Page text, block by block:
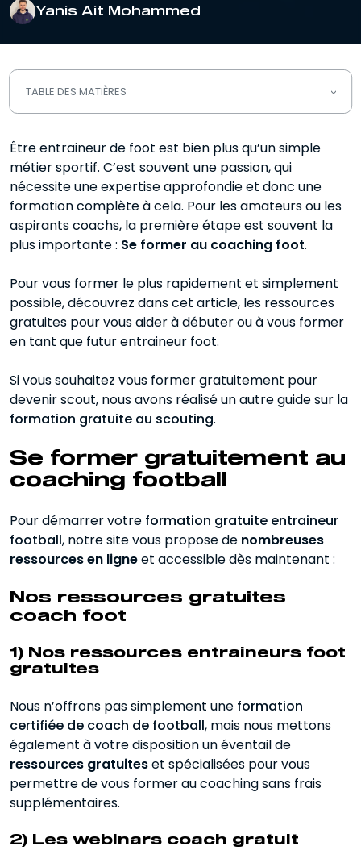
Yanis Ait Mohammed
TABLE DES MATIÈRES
football
4 chaines Youtube à suivre pour se
former au coaching foot gratuitement
Quelle formation pour devenir
entraineur foot ?
Tableau comparatif entre formation
spécialisée entraineur football et
ressources gratuites
Être entraineur de foot est bien plus qu’un simple
métier sportif. C’est souvent une passion, qui
nécessite une expertise approfondie et donc une
formation complète à cela. Pour les amateurs ou les
aspirants coachs, la première étape est souvent la
plus importante : Se former au coaching foot.
Pour vous former le plus rapidement et simplement
possible, découvrez dans cet article, les ressources
gratuites pour vous aider à débuter ou à vous former
en tant que futur entraineur foot.
Si vous souhaitez vous former gratuitement pour
devenir scout, nous avons réalisé un autre guide sur la
formation gratuite au scouting.
Se former gratuitement au
coaching football
Pour démarrer votre formation gratuite entraineur
football, notre site vous propose de nombreuses
ressources en ligneet accessible dès maintenant :
Nos ressources gratuites
coach foot
1) Nos ressources entraineurs foot
gratuites
Nous n’offrons pas simplement une formation
certifiée de coach de football, mais nous mettons
également à votre disposition un éventail de
ressources gratuiteset spécialisées pour vous
permettre de vous former au coaching sans frais
supplémentaires.
2) Les webinars coach gratuit